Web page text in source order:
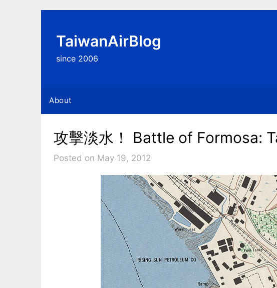
TaiwanAirBlog
since 2006
About
攻擊淡水！ Battle of Formosa:
Posted on May 19, 2012